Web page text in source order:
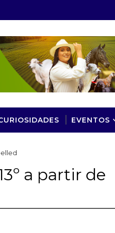
EVENTOS
a partir de